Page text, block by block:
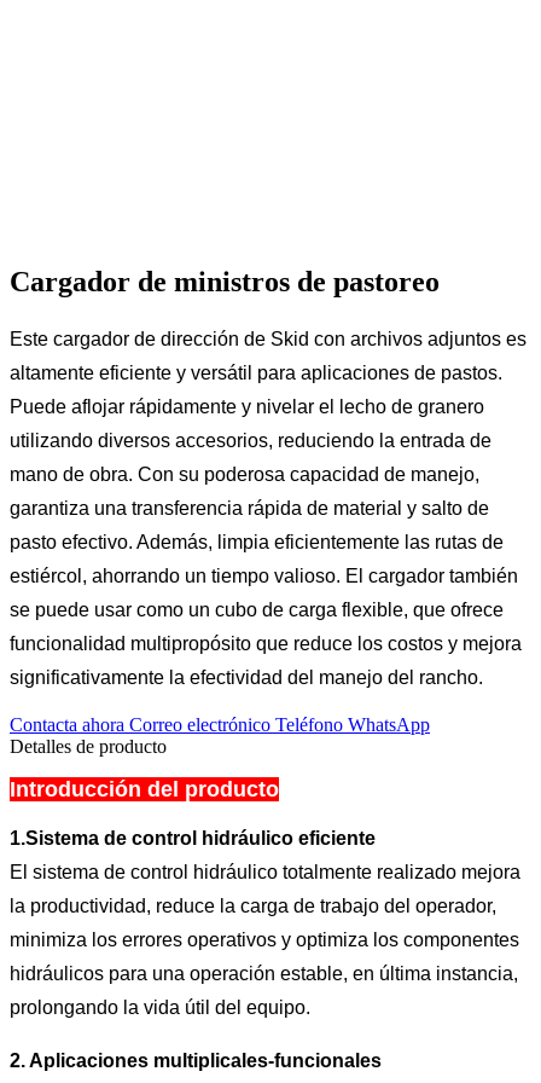
Cargador de ministros de pastoreo
Este cargador de dirección de Skid con archivos adjuntos es
altamente eficiente y versátil para aplicaciones de pastos.
Puede aflojar rápidamente y nivelar el lecho de granero
utilizando diversos accesorios, reduciendo la entrada de
mano de obra. Con su poderosa capacidad de manejo,
garantiza una transferencia rápida de material y salto de
pasto efectivo. Además, limpia eficientemente las rutas de
estiércol, ahorrando un tiempo valioso. El cargador también
se puede usar como un cubo de carga flexible, que ofrece
funcionalidad multipropósito que reduce los costos y mejora
significativamente la efectividad del manejo del rancho.
Contacta ahora Correo electrónico Teléfono WhatsApp
Detalles de producto
Introducción del producto
1.Sistema de control hidráulico eficiente
El sistema de control hidráulico totalmente realizado mejora
la productividad, reduce la carga de trabajo del operador,
minimiza los errores operativos y optimiza los componentes
hidráulicos para una operación estable, en última instancia,
prolongando la vida útil del equipo.
2. Aplicaciones multiplicales-funcionales